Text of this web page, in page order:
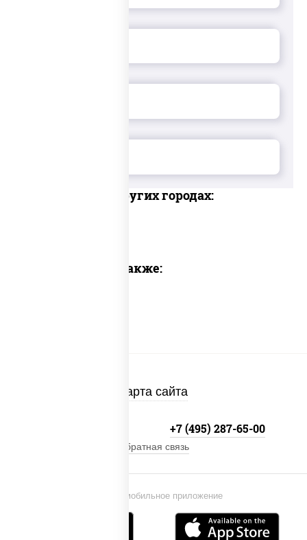
Доставка в других городах:
Предлагаем также:
Карта сайта
Установи мобильное приложение
+7 (495) 287-65-00
Обратная связь